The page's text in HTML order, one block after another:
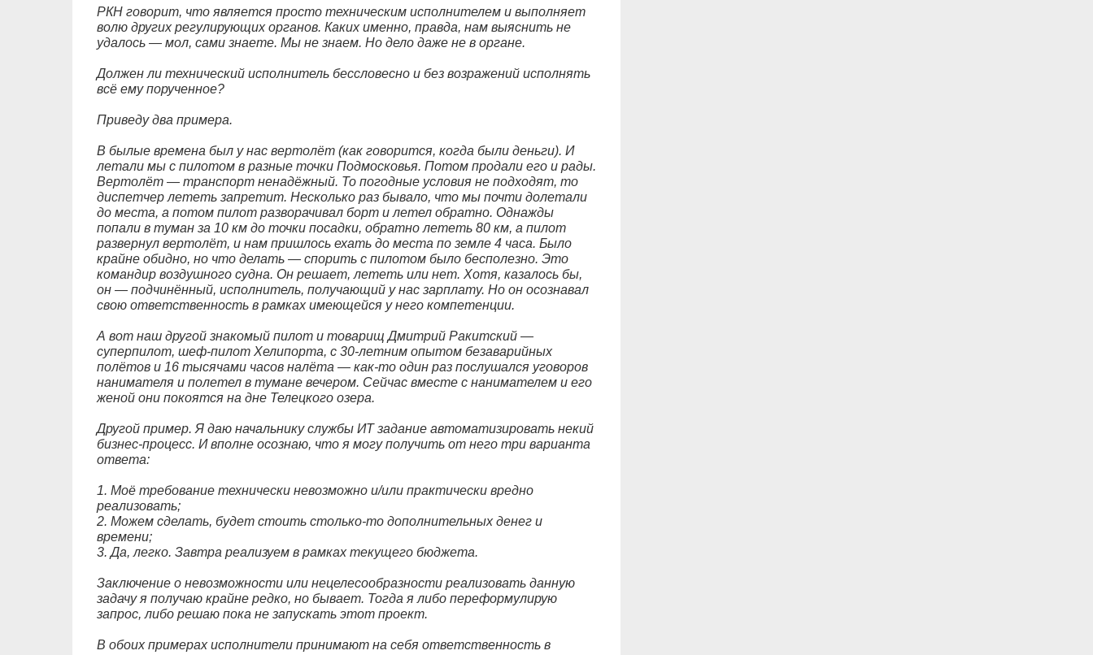
РКН говорит, что является просто техническим исполнителем и выполняет
волю других регулирующих органов. Каких именно, правда, нам выяснить не
удалось — мол, сами знаете. Мы не знаем. Но дело даже не в органе.
Должен ли технический исполнитель бессловесно и без возражений исполнять
всё ему порученное?
Приведу два примера.
В былые времена был у нас вертолёт (как говорится, когда были деньги). И
летали мы с пилотом в разные точки Подмосковья. Потом продали его и рады.
Вертолёт — транспорт ненадёжный. То погодные условия не подходят, то
диспетчер лететь запретит. Несколько раз бывало, что мы почти долетали
до места, а потом пилот разворачивал борт и летел обратно. Однажды
попали в туман за 10 км до точки посадки, обратно лететь 80 км, а пилот
развернул вертолёт, и нам пришлось ехать до места по земле 4 часа. Было
крайне обидно, но что делать — спорить с пилотом было бесполезно. Это
командир воздушного судна. Он решает, лететь или нет. Хотя, казалось бы,
он — подчинённый, исполнитель, получающий у нас зарплату. Но он осознавал
свою ответственность в рамках имеющейся у него компетенции.
А вот наш другой знакомый пилот и товарищ Дмитрий Ракитский —
суперпилот, шеф-пилот Хелипорта, с 30-летним опытом безаварийных
полётов и 16 тысячами часов налёта — как-то один раз послушался уговоров
нанимателя и полетел в тумане вечером. Сейчас вместе с нанимателем и его
женой они покоятся на дне Телецкого озера.
Другой пример. Я даю начальнику службы ИТ задание автоматизировать некий
бизнес-процесс. И вполне осознаю, что я могу получить от него три варианта
ответа:
1. Моё требование технически невозможно и/или практически вредно
реализовать;
2. Можем сделать, будет стоить столько-то дополнительных денег и
времени;
3. Да, легко. Завтра реализуем в рамках текущего бюджета.
Заключение о невозможности или нецелесообразности реализовать данную
задачу я получаю крайне редко, но бывает. Тогда я либо переформулирую
запрос, либо решаю пока не запускать этот проект.
В обоих примерах исполнители принимают на себя ответственность в